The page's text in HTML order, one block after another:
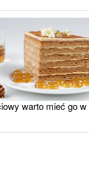
warto mieć go w